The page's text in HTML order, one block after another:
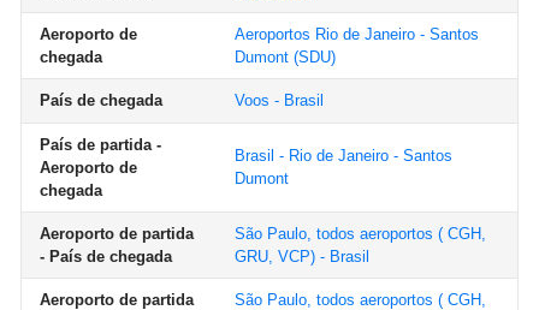
Aeroporto de
chegada
Aeroportos Rio de Janeiro - Santos
Dumont (SDU)
País de chegada Voos - Brasil
País de partida -
Aeroporto de
chegada
Brasil - Rio de Janeiro - Santos
Dumont
Aeroporto de partida
- País de chegada
São Paulo, todos aeroportos ( CGH,
GRU, VCP) - Brasil
Aeroporto de partida
São Paulo, todos aeroportos ( CGH,